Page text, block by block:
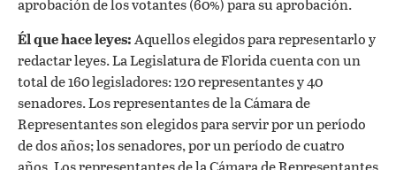
aprobación de los votantes (60%) para su aprobación.
Él que hace leyes:Aquellos elegidos para representarlo y
redactar leyes. La Legislatura de Florida cuenta con un
total de 160 legisladores: 120 representantes y 40
senadores. Los representantes de la Cámara de
Representantes son elegidos para servir por un período
de dos años; los senadores, por un período de cuatro
años. Los representantes de la Cámara de Representantes